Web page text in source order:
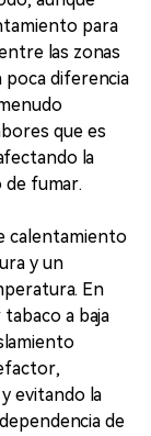
para
las zonas
diferencia
que es
la
de fumar.
calentamiento
y un
En
a baja
evitando la
de